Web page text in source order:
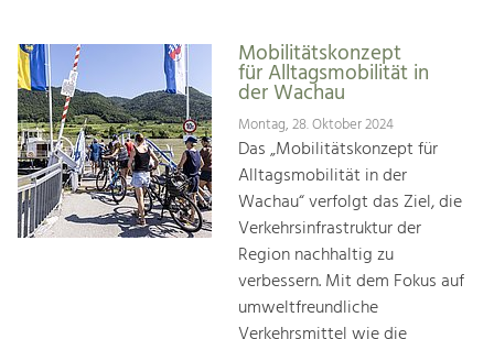
Mobilitätskonzept
für Alltagsmobilität in
der Wachau
Montag, 28. Oktober 2024
Das „Mobilitätskonzept für
Alltagsmobilität in der
Wachau“ verfolgt das Ziel, die
Verkehrsinfrastruktur der
Region nachhaltig zu
verbessern. Mit dem Fokus auf
umweltfreundliche